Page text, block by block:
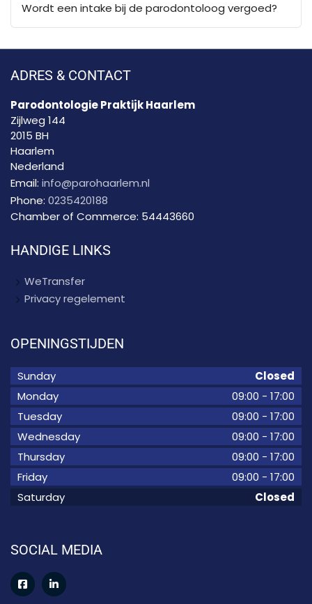
Wordt een intake bij de parodontoloog vergoed?
ADRES & CONTACT
Parodontologie Praktijk Haarlem
Zijlweg 144
2015 BH
Haarlem
Nederland
Email: info@parohaarlem.nl
Phone: 0235420188
Chamber of Commerce: 54443660
HANDIGE LINKS
WeTransfer
Privacy regelement
OPENINGSTIJDEN
Sunday
Closed
Monday
09:00 - 17:00
Tuesday
09:00 - 17:00
Wednesday
09:00 - 17:00
Thursday
09:00 - 17:00
Friday
09:00 - 17:00
Saturday
Closed
SOCIAL MEDIA